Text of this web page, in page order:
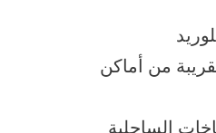
من أماكن
الساحلية